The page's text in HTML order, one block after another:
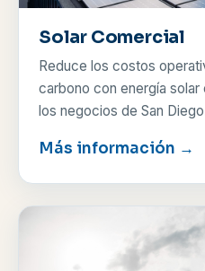
Solar Comercial
Reduce los costos
carbono con energía
los negocios de San
Más información →